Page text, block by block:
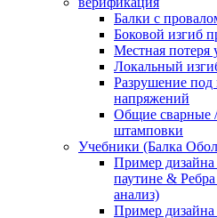
Балки с
Боковой изгиб
Местная потеря
Локальный
Разрушение под
напряжений
Общие сварные
штамповки
Учебники (Балка
Пример дизайна
паутине &
анализ)
Пример дизайна